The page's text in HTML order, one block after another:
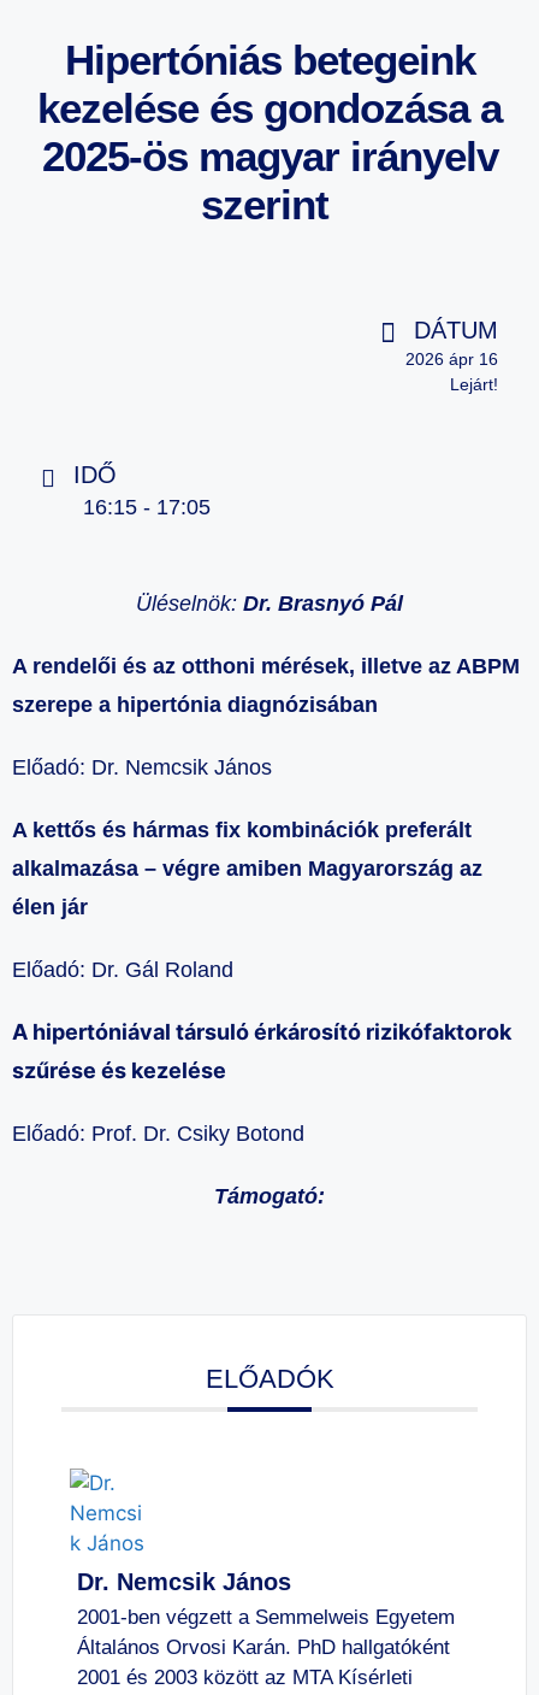
Hipertóniás betegeink
kezelése és gondozása a
2025-ös magyar irányelv
szerint
DÁTUM
2026 ápr 16
Lejárt!
IDŐ
16:15 - 17:05
Üléselnök: Dr. Brasnyó Pál
A rendelői és az otthoni mérések, illetve az ABPM
szerepe a hipertónia diagnózisában
Előadó: Dr. Nemcsik János
A kettős és hármas fix kombinációk preferált
alkalmazása – végre amiben Magyarország az
élen jár
Előadó: Dr. Gál Roland
A hipertóniával társuló érkárosító rizikófaktorok
szűrése és kezelése
Előadó: Prof. Dr. Csiky Botond
Támogató:
ELŐADÓK
Dr. Nemcsik János
2001-ben végzett a Semmelweis Egyetem
Általános Orvosi Karán. PhD hallgatóként
2001 és 2003 között az MTA Kísérleti